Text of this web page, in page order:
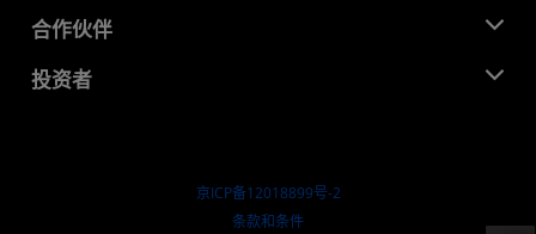
就业机会
联系我们
媒体库
开发中心
成功案例
合作伙伴
AMD 合作伙伴中心
投资者
京ICP备12018899号-2
​条款和条件